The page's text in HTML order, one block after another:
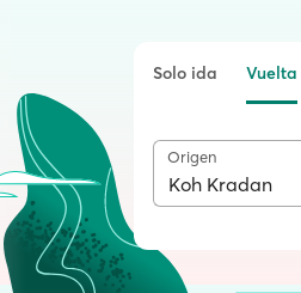
Solo ida Vuelta
Origen